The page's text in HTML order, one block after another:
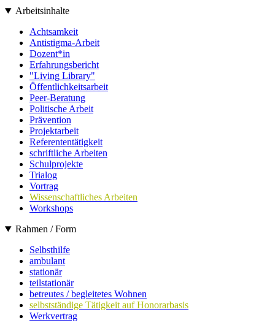
Arbeitsinhalte
Achtsamkeit
Antistigma-Arbeit
Dozent*in
Erfahrungsbericht
"Living Library"
Öffentlichkeitsarbeit
Peer-Beratung
Politische Arbeit
Prävention
Projektarbeit
Referententätigkeit
schriftliche Arbeiten
Schulprojekte
Trialog
Vortrag
Wissenschaftliches Arbeiten
Workshops
Rahmen / Form
Selbsthilfe
ambulant
stationär
teilstationär
betreutes / begleitetes Wohnen
selbstständige Tätigkeit auf Honorarbasis
Werkvertrag